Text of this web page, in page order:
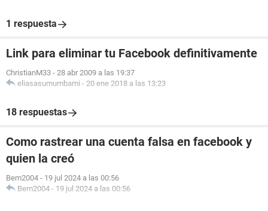
1 respuesta
Link para eliminar tu Facebook definitivamente
ChristianM33 - 28 abr 2009 a las 19:37
eliasasumumbami - 20 ene 2018 a las 13:23
18 respuestas
Como rastrear una cuenta falsa en facebook y
quien la creó
Bem2004 - 19 jul 2024 a las 00:56
Bem2004 - 19 jul 2024 a las 00:56